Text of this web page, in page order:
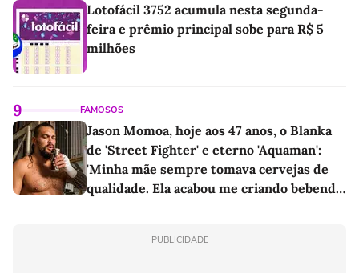
Lotofácil 3752 acumula nesta segunda-
feira e prêmio principal sobe para R$ 5
milhões
9 FAMOSOS
Jason Momoa, hoje aos 47 anos, o Blanka
de 'Street Fighter' e eterno 'Aquaman':
'Minha mãe sempre tomava cervejas de
qualidade. Ela acabou me criando bebendo
PUBLICIDADE